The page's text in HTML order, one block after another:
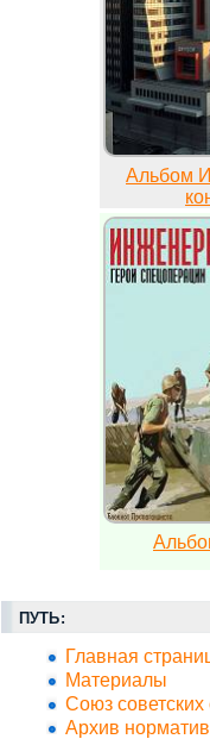
Альбом
ПУТЬ:
Главная
Материалы
Союз советских
Архив